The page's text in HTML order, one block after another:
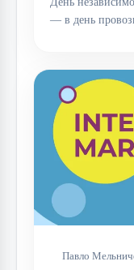
— в день
Павло